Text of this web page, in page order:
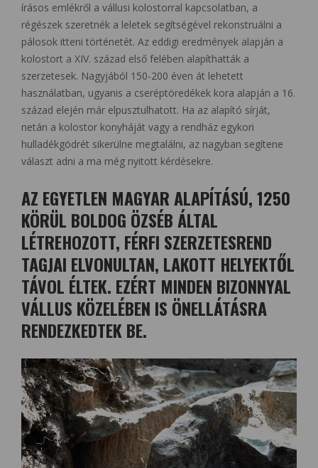
írásos emlékről a vállusi kolostorral kapcsolatban, a
régészek szeretnék a leletek segítségével rekonstruálni a
pálosok itteni történetét. Az eddigi eredmények alapján a
kolostort a XIV. század első felében alapíthatták a
szerzetesek. Nagyjából 150-200 éven át lehetett
használatban, ugyanis a cseréptöredékek kora alapján a 16.
század elején már elpusztulhatott. Ha az alapító sírját,
netán a kolostor konyháját vagy a rendház egykori
hulladékgödrét sikerülne megtalálni, az nagyban segítene
választ adni a ma még nyitott kérdésekre.
AZ EGYETLEN MAGYAR ALAPÍTÁSÚ, 1250
KÖRÜL BOLDOG ÖZSÉB ÁLTAL
LÉTREHOZOTT, FÉRFI SZERZETESREND
TAGJAI ELVONULTAN, LAKOTT HELYEKTŐL
TÁVOL ÉLTEK. EZÉRT MINDEN BIZONNYAL
VÁLLUS KÖZELÉBEN IS ÖNELLÁTÁSRA
RENDEZKEDTEK BE.